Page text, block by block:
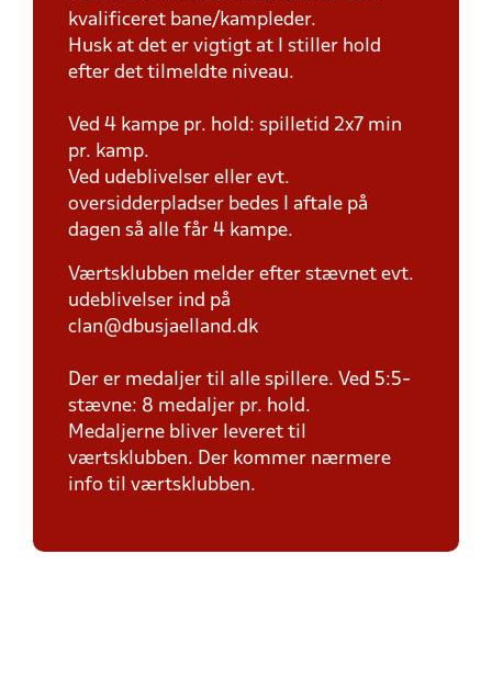
kvalificeret bane/kampleder.
Husk at det er vigtigt at I stiller hold
efter det tilmeldte niveau.
Ved 4 kampe pr. hold: spilletid 2x7 min
pr. kamp.
Ved udeblivelser eller evt.
oversidderpladser bedes I aftale på
dagen så alle får 4 kampe.
Værtsklubben melder efter stævnet evt.
udeblivelser ind på
clan@dbusjaelland.dk
Der er medaljer til alle spillere. Ved 5:5-
stævne: 8 medaljer pr. hold.
Medaljerne bliver leveret til
værtsklubben. Der kommer nærmere
info til værtsklubben.